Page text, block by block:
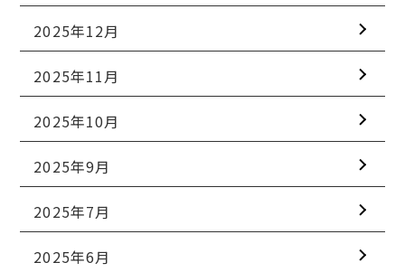
2025年12月
2025年11月
2025年10月
2025年9月
2025年7月
2025年6月